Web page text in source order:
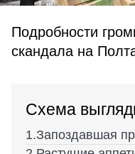
Подробности
скандала на
Схема
Запоздавшая